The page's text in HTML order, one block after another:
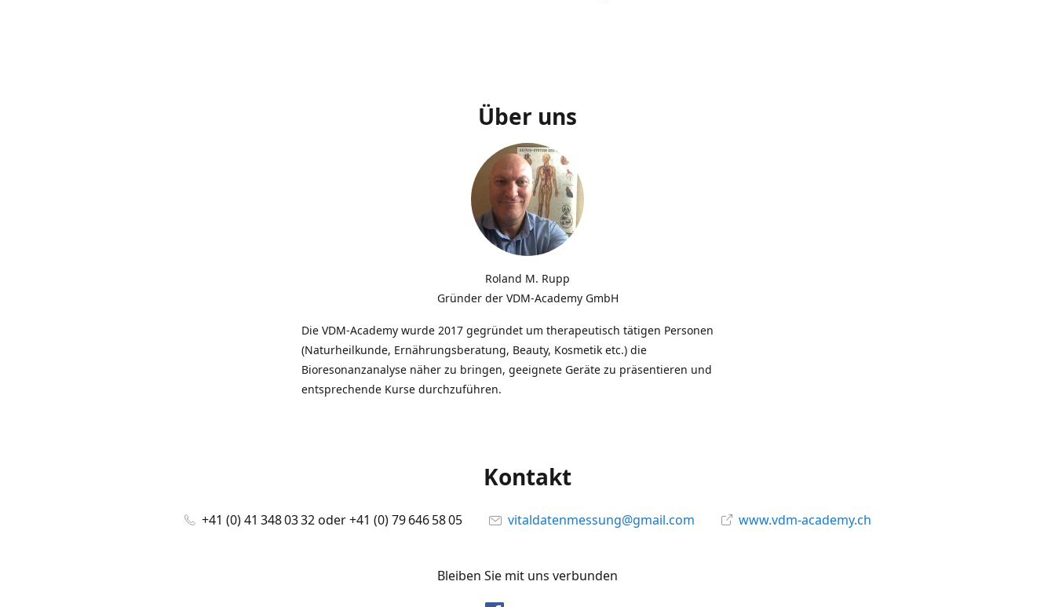
Über uns
Roland M. Rupp
Gründer der VDM-Academy GmbH
Die VDM-Academy wurde 2017 gegründet um therapeutisch tätigen Personen
(Naturheilkunde, Ernährungsberatung, Beauty, Kosmetik etc.) die
Bioresonanzanalyse näher zu bringen, geeignete Geräte zu präsentieren und
entsprechende Kurse durchzuführen.
Kontakt
+41 (0) 41 348 03 32 oder +41 (0) 79 646 58 05 vitaldatenmessung@gmail.com www.vdm-academy.ch
Bleiben Sie mit uns verbunden